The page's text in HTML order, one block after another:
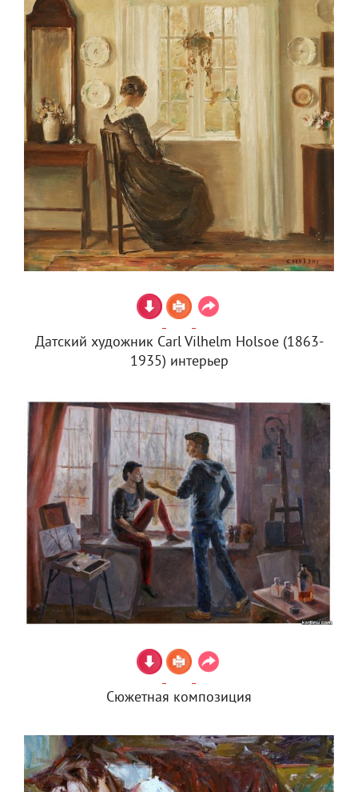
Датский художник Carl Vilhelm Holsoe (1863-
1935) интерьер
Сюжетная композиция